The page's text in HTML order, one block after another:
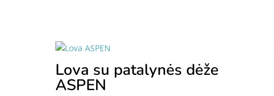
Lova su patalynės dėže
ASPEN